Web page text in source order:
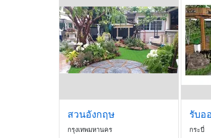
สวนอังกฤษ
กรุงเทพมหานคร กระบี่